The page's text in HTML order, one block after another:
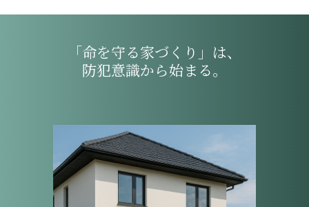
「命を守る家づくり」は、
防犯意識から始まる。